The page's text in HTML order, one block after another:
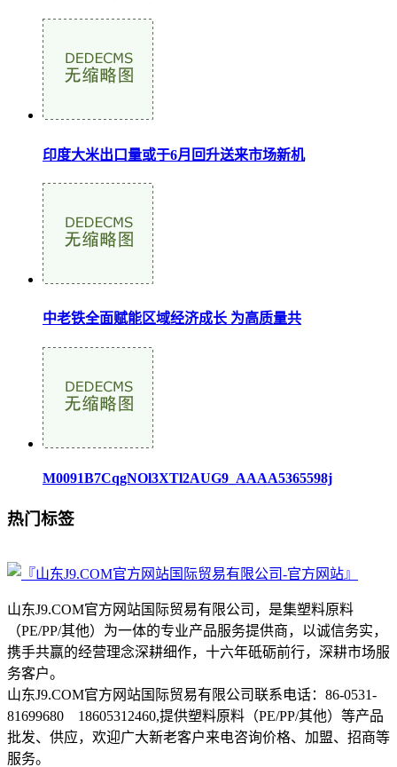
印度大米出口量或于6月回升送来市场新机
中老铁全面赋能区域经济成长 为高质量共
M0091B7CqgNOl3XTl2AUG9_AAAA5365598j
热门标签
山东J9.COM官方网站国际贸易有限公司，是集塑料原料
（PE/PP/其他）为一体的专业产品服务提供商，以诚信务实，
携手共赢的经营理念深耕细作，十六年砥砺前行，深耕市场服
务客户。
山东J9.COM官方网站国际贸易有限公司联系电话：86-0531-
81699680 18605312460,提供塑料原料（PE/PP/其他）等产品
批发、供应，欢迎广大新老客户来电咨询价格、加盟、招商等
服务。